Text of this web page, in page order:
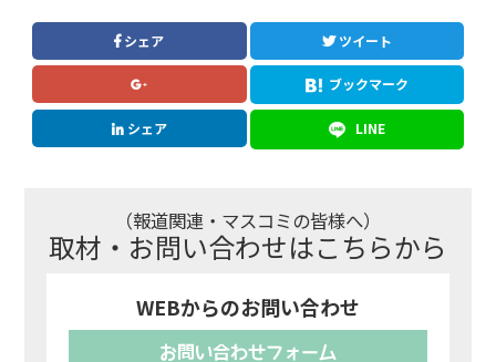
シェア ツイート
ブックマーク
シェア LINE
（報道関連・マスコミの皆様へ）
取材・お問い合わせはこちらから
WEBからのお問い合わせ
お問い合わせフォーム